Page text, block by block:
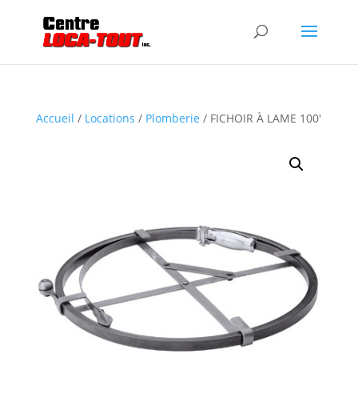
Accueil / Locations / Plomberie / FICHOIR À LAME 100′